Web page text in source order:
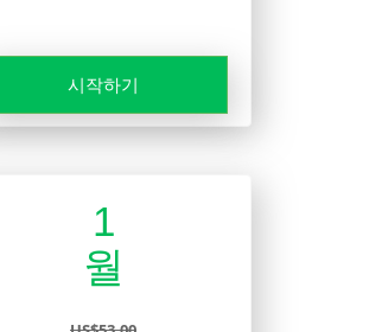
시작하기
1
월